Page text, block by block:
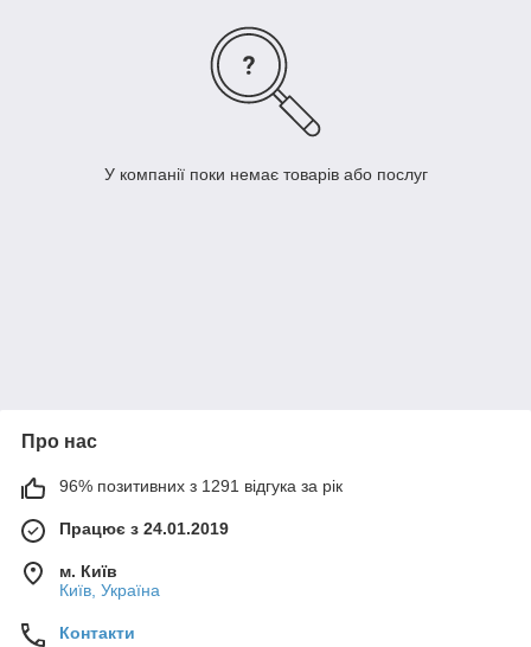
У компанії поки немає товарів або послуг
Про нас
96% позитивних з 1291 відгука за рік
Працює з 24.01.2019
м. Київ
Київ, Україна
Контакти